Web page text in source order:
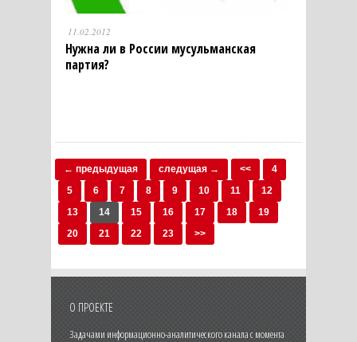
11.02.2012
Нужна ли в России мусульманская
партия?
← предыдущая следущая → <<
4
5
6 7 8 9 10 11
12
13
14 15 16 17 18
19
20
21 22 23 >>
О ПРОЕКТЕ
Задачами информационно-аналитического канала с момента